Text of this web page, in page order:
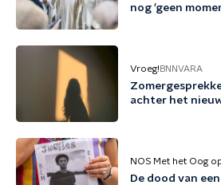
nog 'geen
Vroeg! BNNVARA
achter het
NOS Met het Oog
De dood van